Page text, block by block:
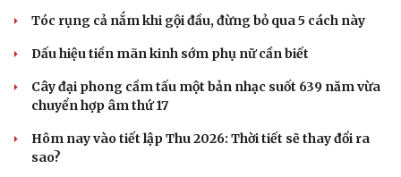
Tóc rụng cả nắm khi gội đầu, đừng bỏ qua 5 cách này
Dấu hiệu tiền mãn kinh sớm phụ nữ cần biết
Cây đại phong cầm tấu một bản nhạc suốt 639 năm vừa
chuyển hợp âm thứ 17
Hôm nay vào tiết lập Thu 2026: Thời tiết sẽ thay đổi ra
sao?